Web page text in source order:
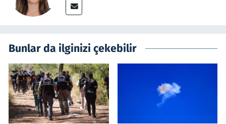
Bunlar da ilginizi çekebilir